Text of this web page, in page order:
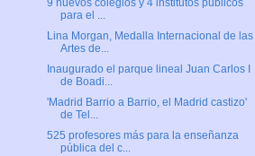
9 nuevos colegios y 4 institutos públicos
para el ...
Lina Morgan, Medalla Internacional de las
Artes de...
Inaugurado el parque lineal Juan Carlos I
de Boadi...
'Madrid Barrio a Barrio, el Madrid castizo'
de Tel...
525 profesores más para la enseñanza
pública del c...